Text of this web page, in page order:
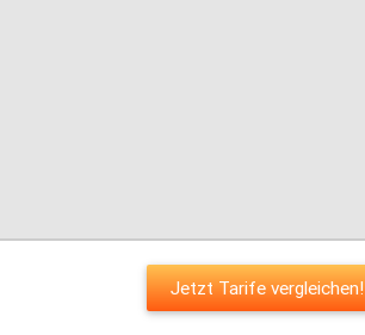
Jetzt Tarife vergleichen!